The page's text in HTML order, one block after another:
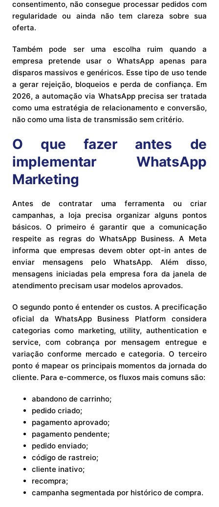
consentimento, não consegue processar pedidos com
regularidade ou ainda não tem clareza sobre sua
oferta.
Também pode ser uma escolha ruim quando a
empresa pretende usar o WhatsApp apenas para
disparos massivos e genéricos. Esse tipo de uso tende
a gerar rejeição, bloqueios e perda de confiança. Em
2026, a automação via WhatsApp precisa ser tratada
como uma estratégia de relacionamento e conversão,
não como uma lista de transmissão sem critério.
O que fazer antes de
implementar WhatsApp
Marketing
Antes de contratar uma ferramenta ou criar
campanhas, a loja precisa organizar alguns pontos
básicos. O primeiro é garantir que a comunicação
respeite as regras do WhatsApp Business. A Meta
informa que empresas devem obter opt-in antes de
enviar mensagens pelo WhatsApp. Além disso,
mensagens iniciadas pela empresa fora da janela de
atendimento precisam usar modelos aprovados.
O segundo ponto é entender os custos. A precificação
oficial da WhatsApp Business Platform considera
categorias como marketing, utility, authentication e
service, com cobrança por mensagem entregue e
variação conforme mercado e categoria. O terceiro
ponto é mapear os principais momentos da jornada do
cliente. Para e-commerce, os fluxos mais comuns são:
abandono de carrinho;
pedido criado;
pagamento aprovado;
pagamento pendente;
pedido enviado;
código de rastreio;
cliente inativo;
recompra;
campanha segmentada por histórico de compra.